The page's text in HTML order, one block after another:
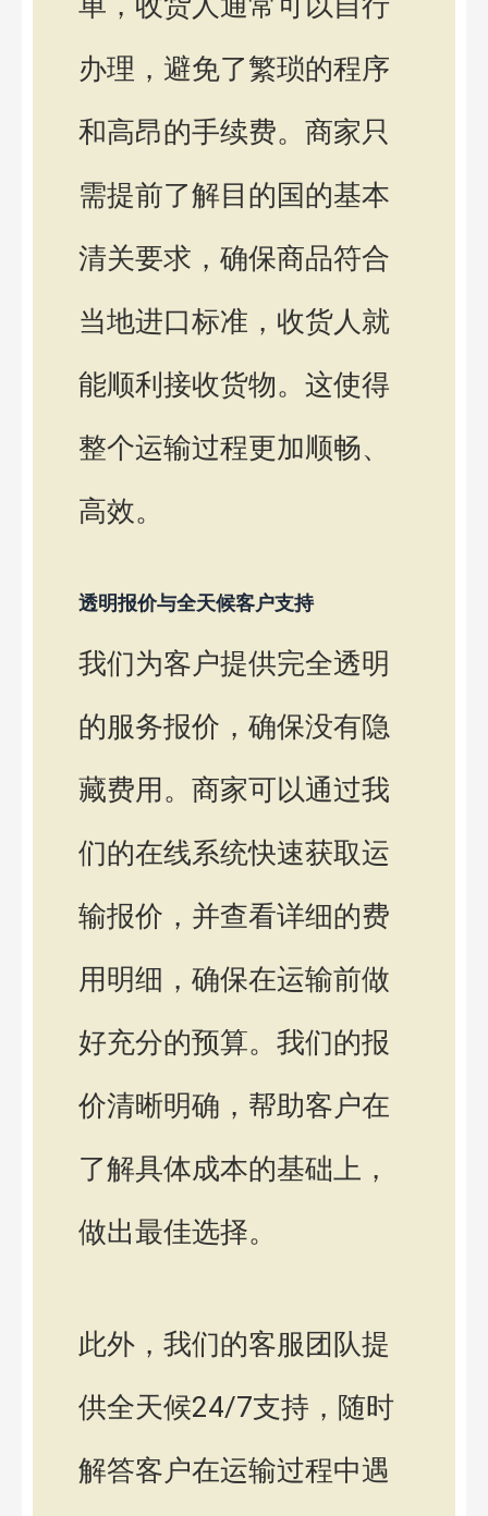
办理，避免了繁琐的程序
和高昂的手续费。商家只
需提前了解目的国的基本
清关要求，确保商品符合
当地进口标准，收货人就
能顺利接收货物。这使得
整个运输过程更加顺畅、
高效。
透明报价与全天候客户支持
我们为客户提供完全透明
的服务报价，确保没有隐
藏费用。商家可以通过我
们的在线系统快速获取运
输报价，并查看详细的费
用明细，确保在运输前做
好充分的预算。我们的报
价清晰明确，帮助客户在
了解具体成本的基础上，
做出最佳选择。
此外，我们的客服团队提
供全天候24/7支持，随时
解答客户在运输过程中遇